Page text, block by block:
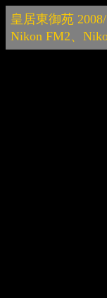
皇居東御苑
Nikon FM2、